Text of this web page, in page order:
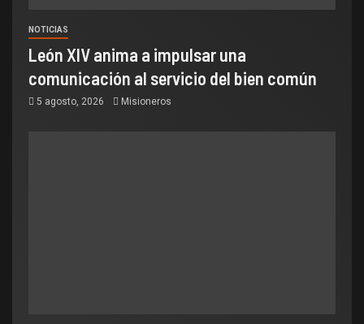
NOTICIAS
León XIV anima a impulsar una
comunicación al servicio del bien común
5 agosto, 2026 Misioneros